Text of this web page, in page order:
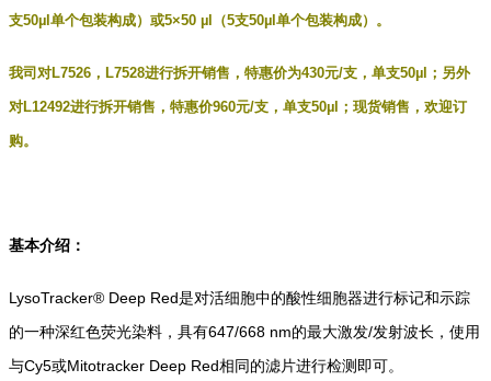
支50µl单个包装构成）或5×50 µl（5支50µl单个包装构成）。
我司对L7526，L7528进行拆开销售，特惠价为430元/支，单支50µl；另外
对L12492进行拆开销售，特惠价960元/支，单支50µl；现货销售，欢迎订
购。
基本介绍：
LysoTracker® Deep Red是对活细胞中的酸性细胞器进行标记和示踪
的一种深红色荧光染料，具有647/668 nm的最大激发/发射波长，使用
与Cy5或Mitotracker Deep Red相同的滤片进行检测即可。